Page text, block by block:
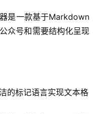
是一款基于Markdown
众号和需要结构化呈现
的标记语言实现文本格